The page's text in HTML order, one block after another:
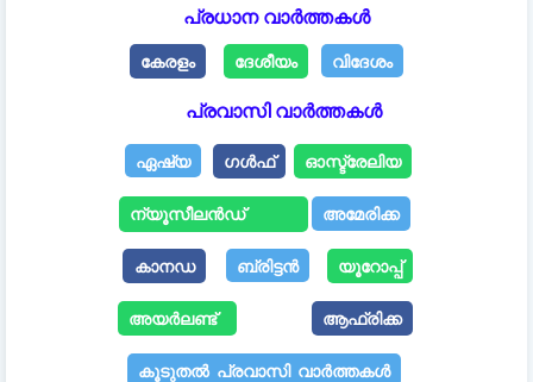
പ്രധാന വാർത്തകൾ
കേരളം ദേശീയം വിദേശം
പ്രവാസി വാർത്തകൾ
ഏഷ്യ ഗൾഫ് ഓസ്ട്രേലിയ
ന്യൂസീലൻഡ് അമേരിക്ക
കാനഡ ബ്രിട്ടൻ യൂറോപ്പ്
അയർലണ്ട് ആഫ്രിക്ക
കൂടുതൽ പ്രവാസി വാർത്തകൾ